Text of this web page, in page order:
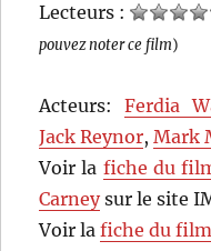
Lecteurs :
pouvez noter ce film)
Acteurs:Ferdia
Jack Reynor,Mark
Voir la fiche du
Carneysur le site
Voir lafiche du film